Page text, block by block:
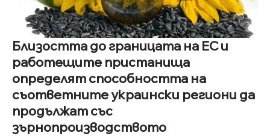
Близостта до границата на ЕС и
работещите пристанища
определят способността на
съответните украински региони да
продължат със
зърнопроизводството